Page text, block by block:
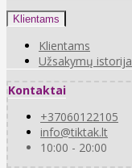
Klientams
Klientams
Užsakymų istorija
Kontaktai
+37060122105
info@tiktak.lt
10:00 - 20:00